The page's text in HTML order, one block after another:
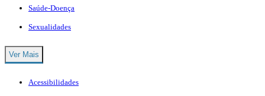
Saúde-Doença
Sexualidades
Ver Mais
Acessibilidades